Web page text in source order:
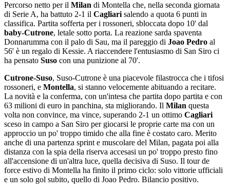
Percorso netto per il Milan di Montella che, nella seconda giornata
di Serie A, ha battuto 2-1 il Cagliari salendo a quota 6 punti in
classifica. Partita sofferta per i rossoneri, sbloccata dopo 10' dal
baby-Cutrone, letale sotto porta. La reazione sarda spaventa
Donnarumma con il palo di Sau, ma il pareggio di Joao Pedro al
56' è un regalo di Kessie. A riaccendere l'entusiasmo di San Siro ci
ha pensato Suso con una punizione al 70'.
Cutrone-Suso, Suso-Cutrone è una piacevole filastrocca che i tifosi
rossoneri, e Montella, si stanno velocemente abituando a recitare.
La novità e la conferma, con un'intesa che partita dopo partita e con
63 milioni di euro in panchina, sta migliorando. Il Milan questa
volta non convince, ma vince, superando 2-1 un ottimo Cagliari
sceso in campo a San Siro per giocarsi le proprie carte ma con un
approccio un po' troppo timido che alla fine è costato caro. Merito
anche di una partenza sprint e muscolare del Milan, pagata poi alla
distanza con la spia della riserva accesasi un po' troppo presto fino
all'accensione di un'altra luce, quella decisiva di Suso. Il tour de
force estivo di Montella ha finito il primo ciclo: solo vittorie ufficiali
e un solo gol subito, quello di Joao Pedro. Bilancio positivo.